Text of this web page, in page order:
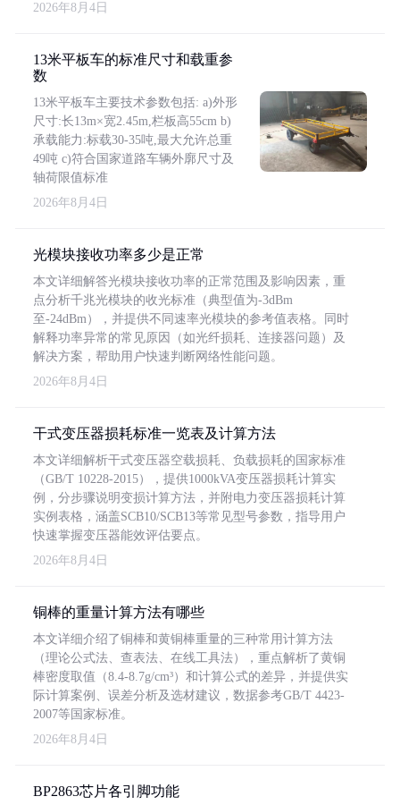
2026年8月4日
13米平板车的标准尺寸和载重参
数
13米平板车主要技术参数包括: a)外形
尺寸:长13m×宽2.45m,栏板高55cm b)
承载能力:标载30-35吨,最大允许总重
49吨 c)符合国家道路车辆外廓尺寸及
轴荷限值标准
2026年8月4日
光模块接收功率多少是正常
本文详细解答光模块接收功率的正常范围及影响因素，重
点分析千兆光模块的收光标准（典型值为-3dBm
至-24dBm），并提供不同速率光模块的参考值表格。同时
解释功率异常的常见原因（如光纤损耗、连接器问题）及
解决方案，帮助用户快速判断网络性能问题。
2026年8月4日
干式变压器损耗标准一览表及计算方法
本文详细解析干式变压器空载损耗、负载损耗的国家标准
（GB/T 10228-2015），提供1000kVA变压器损耗计算实
例，分步骤说明变损计算方法，并附电力变压器损耗计算
实例表格，涵盖SCB10/SCB13等常见型号参数，指导用户
快速掌握变压器能效评估要点。
2026年8月4日
铜棒的重量计算方法有哪些
本文详细介绍了铜棒和黄铜棒重量的三种常用计算方法
（理论公式法、查表法、在线工具法），重点解析了黄铜
棒密度取值（8.4-8.7g/cm³）和计算公式的差异，并提供实
际计算案例、误差分析及选材建议，数据参考GB/T 4423-
2007等国家标准。
2026年8月4日
BP2863芯片各引脚功能